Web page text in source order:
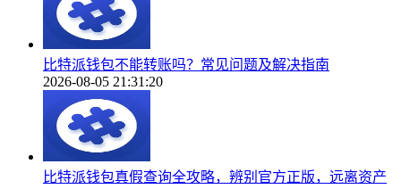
比特派钱包不能转账吗？常见问题及解决指南
2026-08-05 21:31:20
比特派钱包真假查询全攻略，辨别官方正版，远离资产